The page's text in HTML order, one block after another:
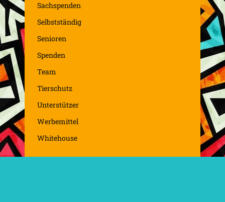
Sachspenden
Selbstständig
Senioren
Spenden
Team
Tierschutz
Unterstützer
Werbemittel
Whitehouse